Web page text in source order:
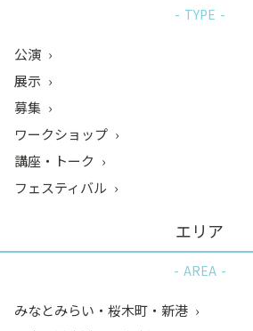
TYPE
公演
展示
募集
ワークショップ
講座・トーク
フェスティバル
エリア
AREA
みなとみらい・桜木町・新港